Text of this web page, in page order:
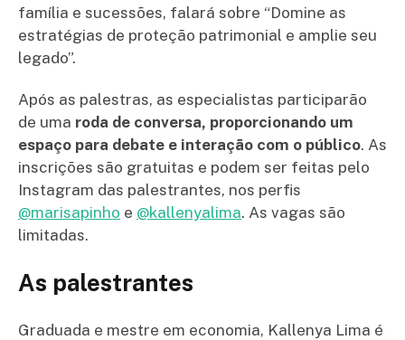
família e sucessões, falará sobre “Domine as
estratégias de proteção patrimonial e amplie seu
legado”.
Após as palestras, as especialistas participarão
de uma roda de conversa, proporcionando um
espaço para debate e interação com o público. As
inscrições são gratuitas e podem ser feitas pelo
Instagram das palestrantes, nos perfis
@marisapinho e @kallenyalima. As vagas são
limitadas.
As palestrantes
Graduada e mestre em economia, Kallenya Lima é